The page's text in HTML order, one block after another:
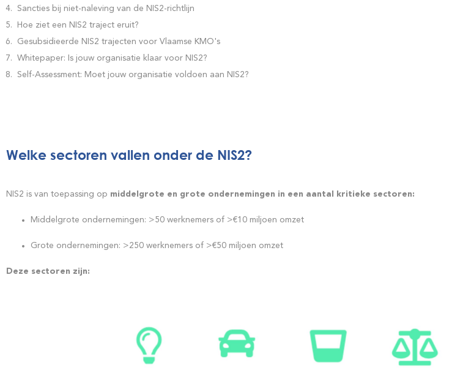
Sancties bij niet-naleving van de NIS2-richtlijn
Hoe ziet een NIS2 traject eruit?
Gesubsidieerde NIS2 trajecten voor Vlaamse KMO's
Whitepaper: Is jouw organisatie klaar voor NIS2?
Self-Assessment: Moet jouw organisatie voldoen aan NIS2?
Welke sectoren vallen onder de NIS2?
NIS2 is van toepassing op middelgrote en grote ondernemingen in een aantal kritieke sectoren:
Middelgrote ondernemingen: >50 werknemers of >€10 miljoen omzet
Grote ondernemingen: >250 werknemers of >€50 miljoen omzet
Deze sectoren zijn: